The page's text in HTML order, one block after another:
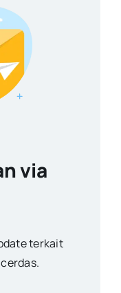
via
terkait